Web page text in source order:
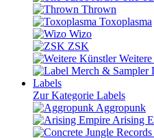
Thrown
Toxoplasma
Wizo
ZSK
Labels
Zur Kategorie Labels
Aggropunk
Arising